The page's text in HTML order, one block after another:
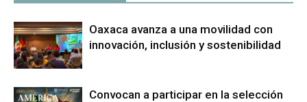
Oaxaca avanza a una movilidad con
innovación, inclusión y sostenibilidad
Convocan a participar en la selección